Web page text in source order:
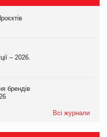
– 2026.
брендів
Всі журнали